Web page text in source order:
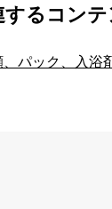
するコン
、パック、入浴